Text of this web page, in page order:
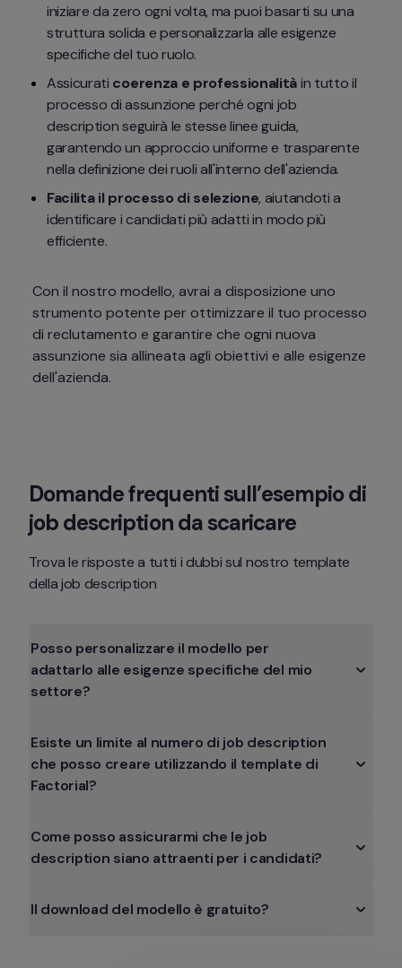
iniziare da zero ogni volta, ma puoi basarti su una
struttura solida e personalizzarla alle esigenze
specifiche del tuo ruolo.
Assicurati coerenza e professionalità in tutto il
processo di assunzione perché ogni job
description seguirà le stesse linee guida,
garantendo un approccio uniforme e trasparente
nella definizione dei ruoli all'interno dell'azienda.
Facilita il processo di selezione, aiutandoti a
identificare i candidati più adatti in modo più
efficiente.
Con il nostro modello, avrai a disposizione uno
strumento potente per ottimizzare il tuo processo
di reclutamento e garantire che ogni nuova
assunzione sia allineata agli obiettivi e alle esigenze
dell'azienda.
Domande frequenti sull’esempio di
job description da scaricare
Trova le risposte a tutti i dubbi sul nostro template
della job description
Posso personalizzare il modello per
adattarlo alle esigenze specifiche del mio
settore?
Esiste un limite al numero di job description
che posso creare utilizzando il template di
Factorial?
Come posso assicurarmi che le job
description siano attraenti per i candidati?
Il download del modello è gratuito?